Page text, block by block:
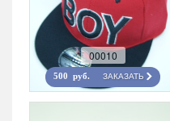
00010
500 руб. ЗАКАЗАТЬ